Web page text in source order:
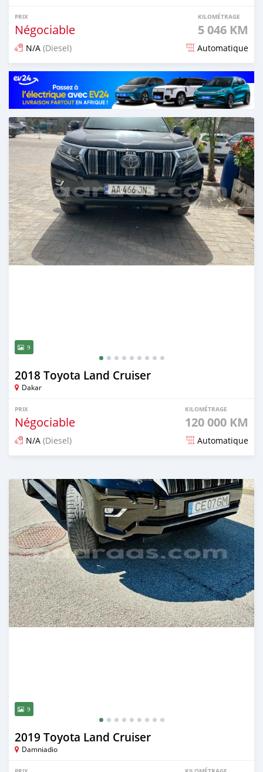
PRIX
Négociable
KILOMÉTRAGE
5 046 KM
N/A (Diesel) Automatique
Publié il y a environ 2 mois
9
2018 Toyota Land Cruiser
Dakar
PRIX
Négociable
KILOMÉTRAGE
120 000 KM
N/A (Diesel) Automatique
9
2019 Toyota Land Cruiser
Damniadio